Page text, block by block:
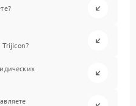
Trijicon?